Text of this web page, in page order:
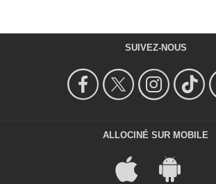
SUIVEZ-NOUS
ALLOCINÉ SUR MOBILE